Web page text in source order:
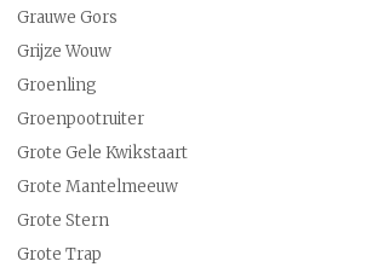
Grauwe Gors
Grijze Wouw
Groenling
Groenpootruiter
Grote Gele Kwikstaart
Grote Mantelmeeuw
Grote Stern
Grote Trap